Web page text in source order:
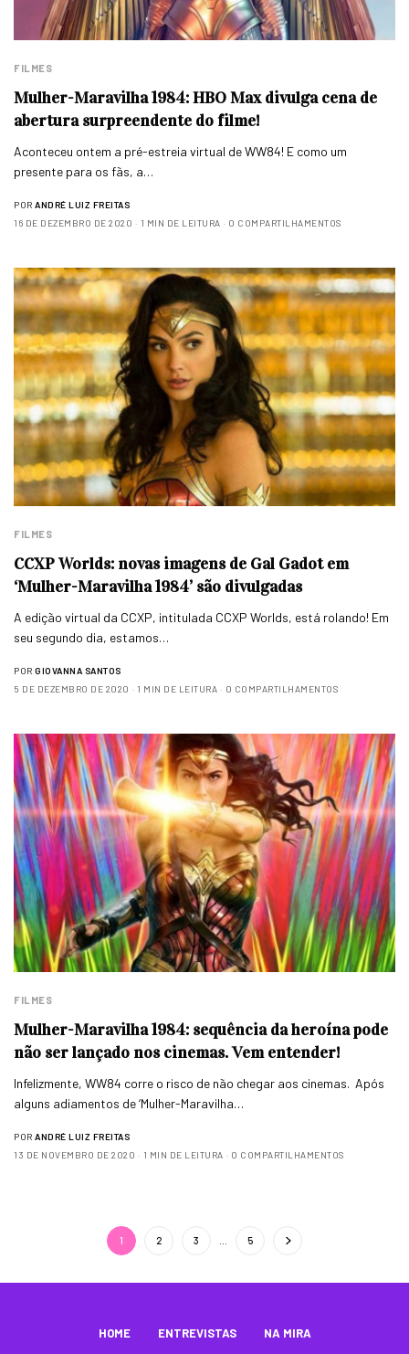
FILMES
Mulher-Maravilha 1984: HBO Max divulga cena de
abertura surpreendente do filme!
Aconteceu ontem a pré-estreia virtual de WW84! E como um
presente para os fãs, a…
POR ANDRÉ LUIZ FREITAS
16 DE DEZEMBRO DE 2020
1 MIN DE LEITURA 0 COMPARTILHAMENTOS
FILMES
CCXP Worlds: novas imagens de Gal Gadot em
‘Mulher-Maravilha 1984’ são divulgadas
A edição virtual da CCXP, intitulada CCXP Worlds, está rolando! Em
seu segundo dia, estamos…
POR GIOVANNA SANTOS
5 DE DEZEMBRO DE 2020
1 MIN DE LEITURA 0 COMPARTILHAMENTOS
FILMES
Mulher-Maravilha 1984: sequência da heroína pode
não ser lançado nos cinemas. Vem entender!
Infelizmente, WW84 corre o risco de não chegar aos cinemas. Após
alguns adiamentos de ‘Mulher-Maravilha…
POR ANDRÉ LUIZ FREITAS
13 DE NOVEMBRO DE 2020
1 MIN DE LEITURA 0 COMPARTILHAMENTOS
1 2 3 5
HOME ENTREVISTAS NA MIRA